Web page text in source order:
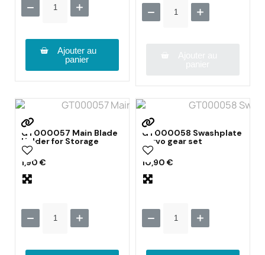
Ajouter au
panier
GT000057 Main Blade
Holder for Storage
1,90 €
GT000058 Swashplate
servo gear set
10,90 €